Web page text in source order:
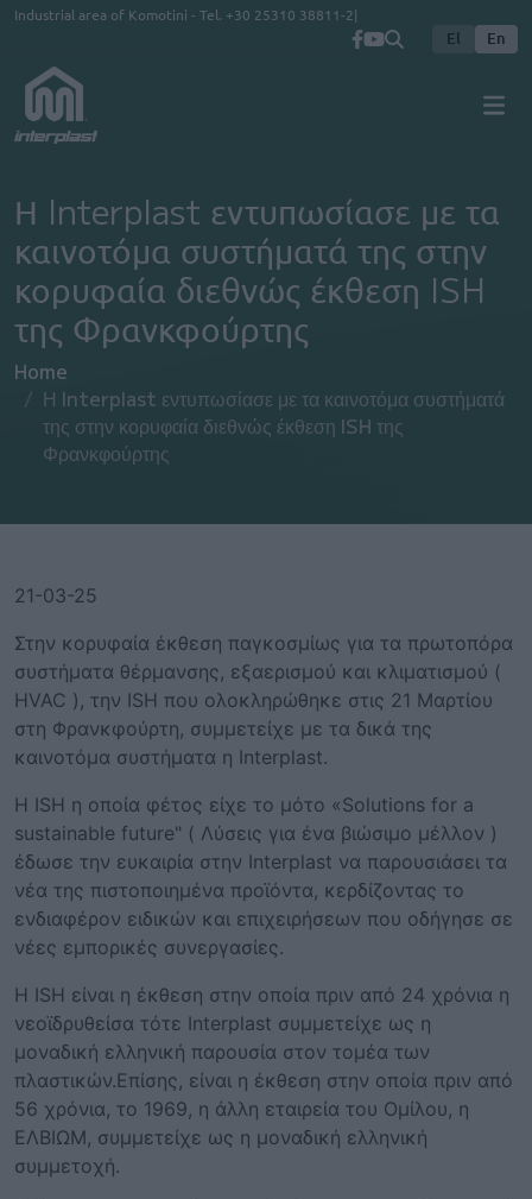
Skip to main content
Industrial area of Komotini - Tel. +30 25310 38811-2
El En
Η Interplast εντυπωσίασε με τα
καινοτόμα συστήματά της στην
κορυφαία διεθνώς έκθεση ISH
της Φρανκφούρτης
Home
Η Interplast εντυπωσίασε με τα καινοτόμα συστήματά
της στην κορυφαία διεθνώς έκθεση ISH της
Φρανκφούρτης
21-03-25
Στην κορυφαία έκθεση παγκοσμίως για τα πρωτοπόρα
συστήματα θέρμανσης, εξαερισμού και κλιματισμού (
HVAC ), την ISH που ολοκληρώθηκε στις 21 Μαρτίου
στη Φρανκφούρτη, συμμετείχε με τα δικά της
καινοτόμα συστήματα η Interplast.
Η ISH η οποία φέτος είχε το μότο «Solutions for a
sustainable future" ( Λύσεις για ένα βιώσιμο μέλλον )
έδωσε την ευκαιρία στην Interplast να παρουσιάσει τα
νέα της πιστοποιημένα προϊόντα, κερδίζοντας το
ενδιαφέρον ειδικών και επιχειρήσεων που οδήγησε σε
νέες εμπορικές συνεργασίες.
Η ISH είναι η έκθεση στην οποία πριν από 24 χρόνια η
νεοϊδρυθείσα τότε Interplast συμμετείχε ως η
μοναδική ελληνική παρουσία στον τομέα των
πλαστικών.Επίσης, είναι η έκθεση στην οποία πριν από
56 χρόνια, το 1969, η άλλη εταιρεία του Ομίλου, η
ΕΛΒΙΩΜ, συμμετείχε ως η μοναδική ελληνική
συμμετοχή.